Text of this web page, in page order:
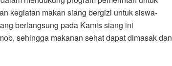
kegiatan makan siang bergizi untuk siswa-
berlangsung pada Kamis siang ini
sehingga makanan sehat dapat dimasak dan